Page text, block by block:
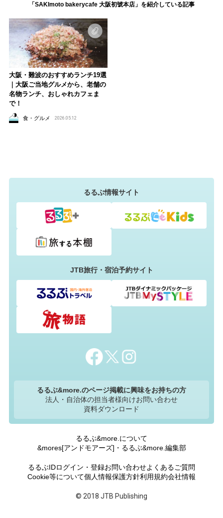
「SAKImoto bakerycafe 大阪初號本店」を紹介している記事
大阪・難波のおすすめランチ19選
｜大阪ご当地グルメから、老舗の
名物ランチ、おしゃれカフェま
で！
食・グルメ 2026.05.12
るるぶ情報サイト
JTB旅行・宿泊予約サイト
るるぶ&more.のページ掲載に興味をお持ちの方
法人・自治体の担当者様向けお問い合わせ
資料ダウンロード
るるぶ&more.について
&mores[アンドモアーズ]・るるぶ&more.編集部
るるぶIDログイン・登録お問い合わせよくあるご質問
Cookie等について個人情報保護方針利用規約会社情報
© 2018 JTB Publishing